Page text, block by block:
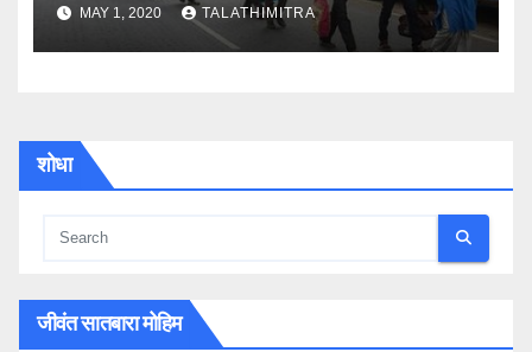
MAY 1, 2020 TALATHIMITRA
शोधा
जीवंत सातबारा मोहिम